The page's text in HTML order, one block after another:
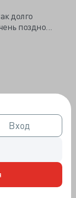
Вход
Вход
долго
поздно...
доктор.
вида
она,- я